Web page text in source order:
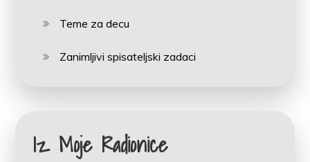
Teme za decu
Zanimljivi spisateljski zadaci
Iz Moje Radionice